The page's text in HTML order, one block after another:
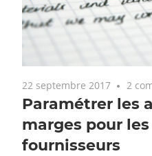
22 septembre 2017 2
Paramétrer les
marges pour
fournisseurs